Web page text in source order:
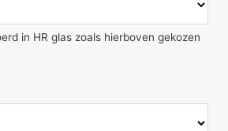
in HR glas zoals hierboven gekozen